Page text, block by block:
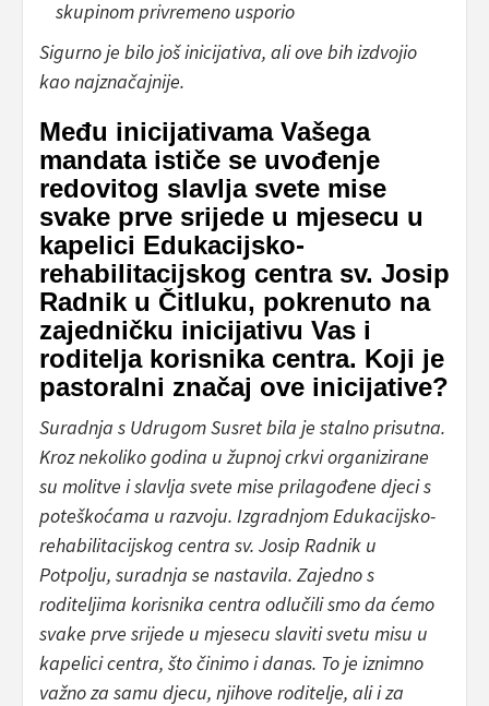
skupinom privremeno usporio
Sigurno je bilo još inicijativa, ali ove bih izdvojio
kao najznačajnije.
Među inicijativama Vašega
mandata ističe se uvođenje
redovitog slavlja svete mise
svake prve srijede u mjesecu u
kapelici Edukacijsko-
rehabilitacijskog centra sv. Josip
Radnik u Čitluku, pokrenuto na
zajedničku inicijativu Vas i
roditelja korisnika centra. Koji je
pastoralni značaj ove inicijative?
Suradnja s Udrugom Susret bila je stalno prisutna.
Kroz nekoliko godina u župnoj crkvi organizirane
su molitve i slavlja svete mise prilagođene djeci s
poteškoćama u razvoju. Izgradnjom Edukacijsko-
rehabilitacijskog centra sv. Josip Radnik u
Potpolju, suradnja se nastavila. Zajedno s
roditeljima korisnika centra odlučili smo da ćemo
svake prve srijede u mjesecu slaviti svetu misu u
kapelici centra, što činimo i danas. To je iznimno
važno za samu djecu, njihove roditelje, ali i za